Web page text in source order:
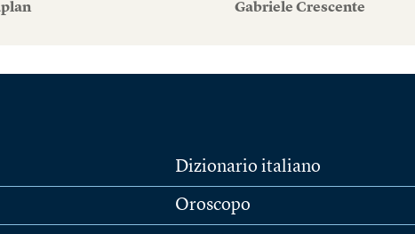
Gabriele Crescente
Dizionario italiano
Oroscopo